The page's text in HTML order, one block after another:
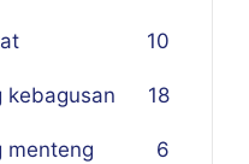
10
kebagusan 18
menteng 6